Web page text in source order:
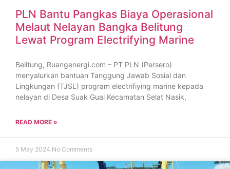
PLN Bantu Pangkas Biaya Operasional
Melaut Nelayan Bangka Belitung
Lewat Program Electrifying Marine
Belitung, Ruangenergi.com – PT PLN (Persero)
menyalurkan bantuan Tanggung Jawab Sosial dan
Lingkungan (TJSL) program electrifiying marine kepada
nelayan di Desa Suak Gual Kecamatan Selat Nasik,
READ MORE »
5 May 2024 No Comments